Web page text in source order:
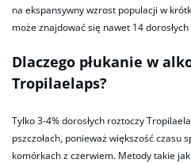
na ekspansywny wzrost populacji w
może znajdować się nawet 14
Dlaczego płukanie w
Tropilaelaps?
Tylko 3-4% dorosłych roztoczy
pszczołach, ponieważ większość czasu
komórkach z czerwiem. Metody takie